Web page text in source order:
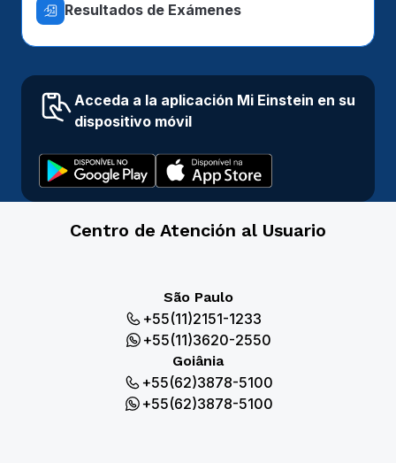
Resultados de Exámenes
Acceda a la aplicación Mi Einstein en su
dispositivo móvil
Centro de Atención al Usuario
São Paulo
+55(11)2151-1233
+55(11)3620-2550
Goiânia
+55(62)3878-5100
+55(62)3878-5100